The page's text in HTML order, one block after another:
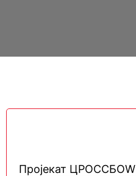
Пројекат ЦРОССБОW